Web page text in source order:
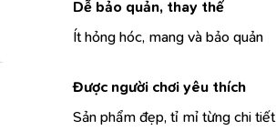
Dễ bảo quản, thay thế
Ít hỏng hóc, mang và bảo quản
Được người chơi yêu thích
Sản phẩm đẹp, tỉ mỉ từng chi tiết